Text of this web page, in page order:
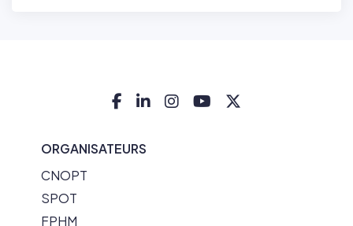
ORGANISATEURS
CNOPT
SPOT
FPHM